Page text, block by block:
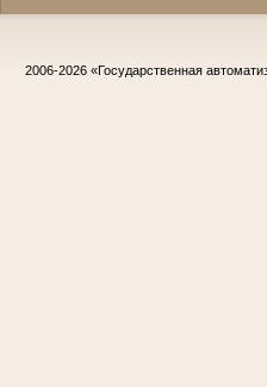
2006-2026 «Государственная